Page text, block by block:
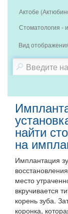
Актобе
Стоматология -
Вид
найти
на
Имплантация
место
вкручивается
корень зуба.
коронка,